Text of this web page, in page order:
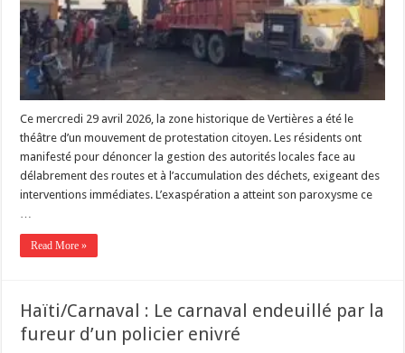
Ce mercredi 29 avril 2026, la zone historique de Vertières a été le
théâtre d’un mouvement de protestation citoyen. Les résidents ont
manifesté pour dénoncer la gestion des autorités locales face au
délabrement des routes et à l’accumulation des déchets, exigeant des
interventions immédiates. L’exaspération a atteint son paroxysme ce
Read More »
Haïti/Carnaval : Le carnaval endeuillé par la
fureur d’un policier enivré